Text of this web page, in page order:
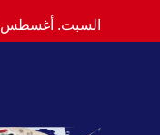
to
السبت. أغسطس 8th, 2026